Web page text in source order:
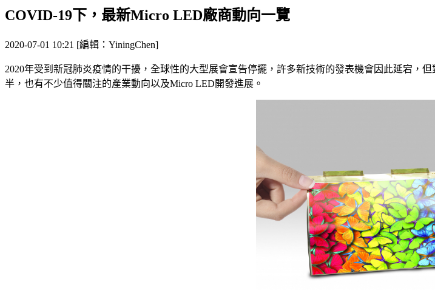
COVID-19下，最新Micro LED廠商動向一覽
2020-07-01 10:21 [編輯：YiningChen]
2020年受到新冠肺炎疫情的干擾，全球性的大型展會宣告停擺，許多新技術的發表機會因此延宕，
半，也有不少值得關注的產業動向以及Micro LED開發進展。